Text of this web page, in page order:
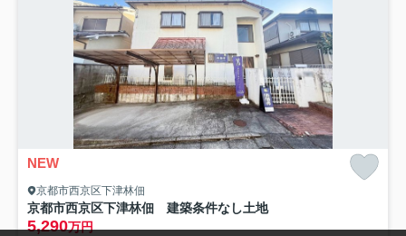
NEW
京都市西京区下津林佃
京都市西京区下津林佃 建築条件なし土地
5,290万円